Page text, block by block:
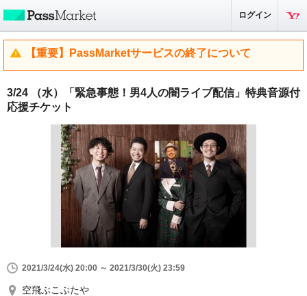
ログイン
【重要】PassMarketサービスの終了について
3/24 （水）「緊急事態！男4人の闇ライブ配信」特典音源付
応援チケット
2021/3/24(水) 20:00 ～ 2021/3/30(火) 23:59
空飛ぶこぶたや